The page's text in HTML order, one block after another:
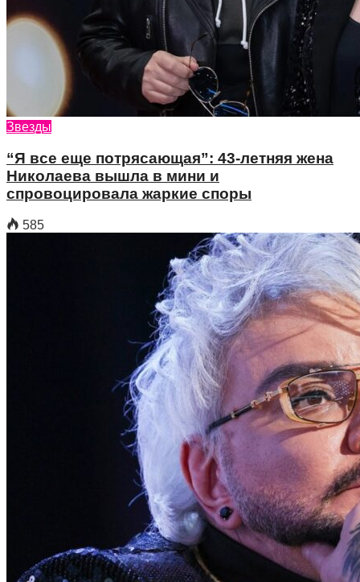
Звезды
“Я все еще потрясающая”: 43-летняя жена
Николаева вышла в мини и
спровоцировала жаркие споры
585